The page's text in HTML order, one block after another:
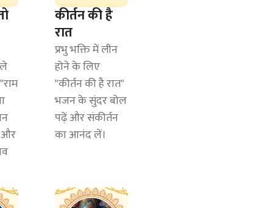
कीर्तन की है
रात
प्रभु भक्ति में लीन
होने के लिए
"कीर्तन की है रात"
भजन के सुंदर बोल
पढ़ें और संकीर्तन
का आनंद लें।